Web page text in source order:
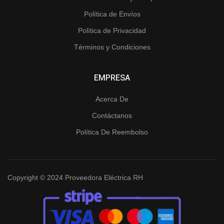
Política de Envíos
Política de Privacidad
Términos y Condiciones
EMPRESA
Acerca De
Contáctanos
Política De Reembolso
Copyright © 2024 Proveedora Eléctrica RH